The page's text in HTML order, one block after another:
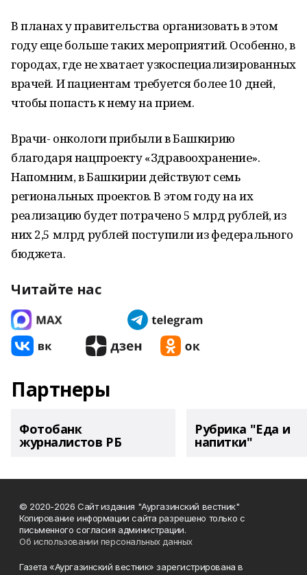
В планах у правительства организовать в этом
году еще больше таких мероприятий. Особенно, в
городах, где не хватает узкоспециализированных
врачей. И пациентам требуется более 10 дней,
чтобы попасть к нему на прием.
Врачи- онкологи прибыли в Башкирию
благодаря нацпроекту «Здравоохранение».
Напомним, в Башкирии действуют семь
региональных проектов. В этом году на их
реализацию будет потрачено 5 млрд рублей, из
них 2,5 млрд рублей поступили из федерального
бюджета.
Читайте нас
Партнеры
Фотобанк
журналистов РБ
Рубрика "Еда и
напитки"
© 2020-2026 Сайт издания "Аургазинский вестник"
Копирование информации сайта разрешено только с
письменного согласия администрации.
Об использовании персональных данных
Газета «Аургазинский вестник» зарегистрирована в